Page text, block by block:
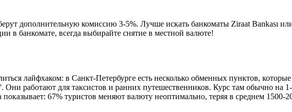
дополнительную комиссию 3-5%. Лучше искать банкоматы Ziraat Bankası
в банкомате, всегда выбирайте снятие в местной валюте!
лайфхаком: в Санкт-Петербурге есть несколько обменных пунктов,
работают для таксистов и ранних путешественников. Курс там обычно на
показывает: 67% туристов меняют валюту неоптимально, теряя в среднем